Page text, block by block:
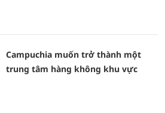
Campuchia muốn trở thành một
trung tâm hàng không khu vực